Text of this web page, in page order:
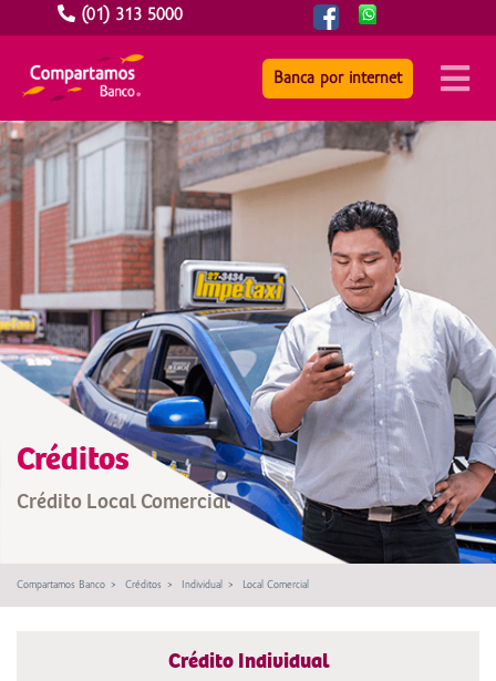
(01) 313 5000
Banca por internet
Créditos
Crédito Local Comercial
Compartamos Banco Créditos Individual Local Comercial
Crédito Individual